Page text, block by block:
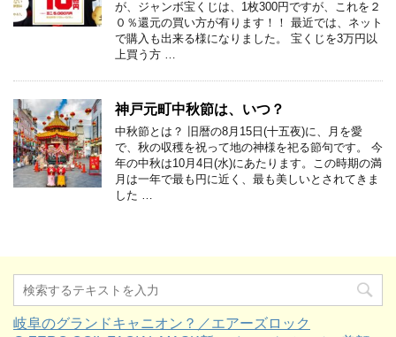
が、ジャンボ宝くじは、1枚300円ですが、これを２
０％還元の買い方が有ります！！ 最近では、ネット
で購入も出来る様になりました。 宝くじを3万円以
上買う方 …
神戸元町中秋節は、いつ？
中秋節とは？ 旧暦の8月15日(十五夜)に、月を愛
で、秋の収穫を祝って地の神様を祀る節句です。 今
年の中秋は10月4日(水)にあたります。この時期の満
月は一年で最も円に近く、最も美しいとされてきま
した …
岐阜のグランドキャニオン？／エアーズロック